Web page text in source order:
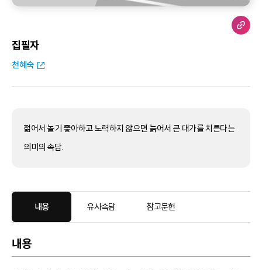
집필자
천혜숙
젊어서 놀기 좋아하고 노력하지 않으면 늙어서 큰 대가를 치른다는
의미의 속담.
내용 유사속담 참고문헌
내용